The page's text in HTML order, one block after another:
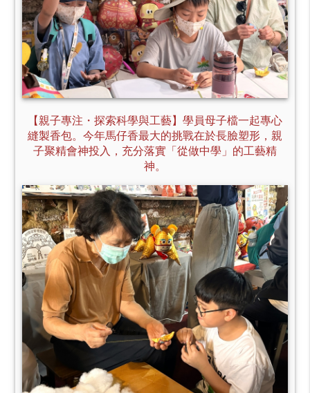
【親子專注・探索科學與工藝】學員母子檔一起專心
縫製香包。今年馬仔香最大的挑戰在於長臉塑形，親
子聚精會神投入，充分落實「從做中學」的工藝精
神。